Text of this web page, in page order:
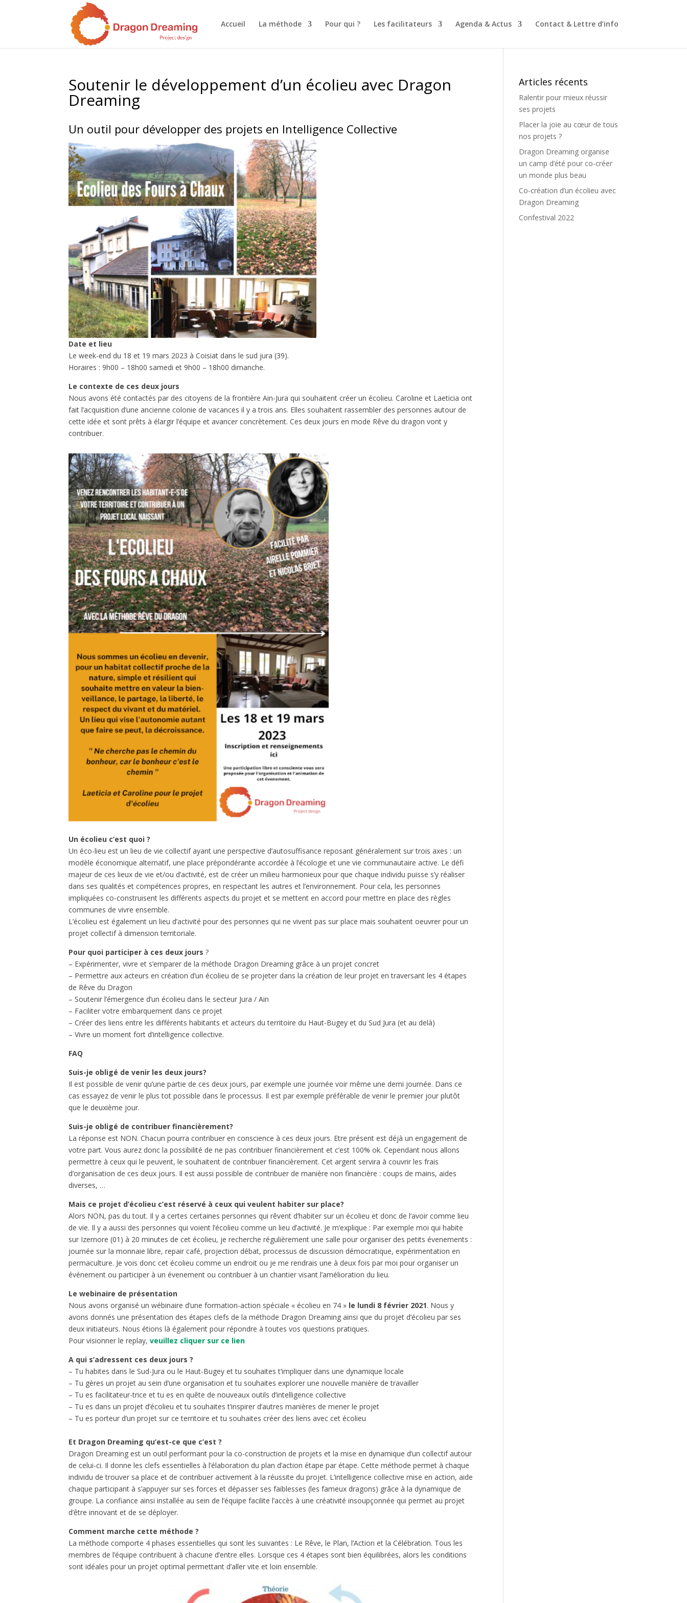
Accueil La méthode Pour qui ? Les facilitateurs Agenda & Actus Contact & Lettre d’info
Soutenir le développement d’un écolieu avec Dragon
Dreaming
Un outil pour développer des projets en Intelligence Collective
Date et lieu
Le week-end du 18 et 19 mars 2023 à Coisiat dans le sud jura (39).
Horaires : 9h00 – 18h00 samedi et 9h00 – 18h00 dimanche.
Le contexte de ces deux jours
Nous avons été contactés par des citoyens de la frontière Ain-Jura qui souhaitent créer un écolieu. Caroline et Laeticia ont
fait l’acquisition d’une ancienne colonie de vacances il y a trois ans. Elles souhaitent rassembler des personnes autour de
cette idée et sont prêts à élargir l’équipe et avancer concrètement. Ces deux jours en mode Rêve du dragon vont y
contribuer.
Un écolieu c’est quoi ?
Un éco-lieu est un lieu de vie collectif ayant une perspective d’autosuffisance reposant généralement sur trois axes : un
modèle économique alternatif, une place prépondérante accordée à l’écologie et une vie communautaire active. Le défi
majeur de ces lieux de vie et/ou d’activité, est de créer un milieu harmonieux pour que chaque individu puisse s’y réaliser
dans ses qualités et compétences propres, en respectant les autres et l’environnement. Pour cela, les personnes
impliquées co-construisent les différents aspects du projet et se mettent en accord pour mettre en place des règles
communes de vivre ensemble.
L’écolieu est également un lieu d’activité pour des personnes qui ne vivent pas sur place mais souhaitent oeuvrer pour un
projet collectif à dimension territoriale.
Pour quoi participer à ces deux jours?
– Expérimenter, vivre et s’emparer de la méthode Dragon Dreaming grâce à un projet concret
– Permettre aux acteurs en création d’un écolieu de se projeter dans la création de leur projet en traversant les 4 étapes
de Rêve du Dragon
– Soutenir l’émergence d’un écolieu dans le secteur Jura / Ain
– Faciliter votre embarquement dans ce projet
– Créer des liens entre les différents habitants et acteurs du territoire du Haut-Bugey et du Sud Jura (et au delà)
– Vivre un moment fort d’intelligence collective.
FAQ
Suis-je obligé de venir les deux jours?
Il est possible de venir qu’une partie de ces deux jours, par exemple une journée voir même une demi journée. Dans ce
cas essayez de venir le plus tot possible dans le processus. Il est par exemple préférable de venir le premier jour plutôt
que le deuxième jour.
Suis-je obligé de contribuer financièrement?
La réponse est NON. Chacun pourra contribuer en conscience à ces deux jours. Etre présent est déjà un engagement de
votre part. Vous aurez donc la possibilité de ne pas contribuer financièrement et c’est 100% ok. Cependant nous allons
permettre à ceux qui le peuvent, le souhaitent de contribuer financièrement. Cet argent servira à couvrir les frais
d’organisation de ces deux jours. Il est aussi possible de contribuer de manière non financière : coups de mains, aides
diverses, …
Mais ce projet d’écolieu c’est réservé à ceux qui veulent habiter sur place?
Alors NON, pas du tout. Il y a certes certaines personnes qui rêvent d’habiter sur un écolieu et donc de l’avoir comme lieu
de vie. Il y a aussi des personnes qui voient l’écolieu comme un lieu d’activité. Je m’explique : Par exemple moi qui habite
sur Izernore (01) à 20 minutes de cet écolieu, je recherche régulièrement une salle pour organiser des petits évenements :
journée sur la monnaie libre, repair café, projection débat, processus de discussion démocratique, expérimentation en
permaculture. Je vois donc cet écolieu comme un endroit ou je me rendrais une à deux fois par moi pour organiser un
événement ou participer à un évenement ou contribuer à un chantier visant l’amélioration du lieu.
Le webinaire de présentation
Nous avons organisé un wébinaire d’une formation-action spéciale « écolieu en 74 » le lundi 8 février 2021. Nous y
avons donnés une présentation des étapes clefs de la méthode Dragon Dreaming ainsi que du projet d’écolieu par ses
deux initiateurs. Nous étions là également pour répondre à toutes vos questions pratiques.
Pour visionner le replay,veuillez cliquer sur ce lien
A qui s’adressent ces deux jours ?
– Tu habites dans le Sud-Jura ou le Haut-Bugey et tu souhaites t’impliquer dans une dynamique locale
– Tu gères un projet au sein d’une organisation et tu souhaites explorer une nouvelle manière de travailler
– Tu es facilitateur-trice et tu es en quête de nouveaux outils d’intelligence collective
– Tu es dans un projet d’écolieu et tu souhaites t’inspirer d’autres manières de mener le projet
– Tu es porteur d’un projet sur ce territoire et tu souhaites créer des liens avec cet écolieu
Et Dragon Dreaming qu’est-ce que c’est ?
Dragon Dreaming est un outil performant pour la co-construction de projets et la mise en dynamique d’un collectif autour
de celui-ci. Il donne les clefs essentielles à l’élaboration du plan d’action étape par étape. Cette méthode permet à chaque
individu de trouver sa place et de contribuer activement à la réussite du projet. L’intelligence collective mise en action, aide
chaque participant à s’appuyer sur ses forces et dépasser ses faiblesses (les fameux dragons) grâce à la dynamique de
groupe. La confiance ainsi installée au sein de l’équipe facilite l’accès à une créativité insoupçonnée qui permet au projet
d’être innovant et de se déployer.
Comment marche cette méthode ?
La méthode comporte 4 phases essentielles qui sont les suivantes : Le Rêve, le Plan, l’Action et la Célébration. Tous les
membres de l’équipe contribuent à chacune d’entre elles. Lorsque ces 4 étapes sont bien équilibrées, alors les conditions
sont idéales pour un projet optimal permettant d’aller vite et loin ensemble.
Articles récents
Ralentir pour mieux réussir
ses projets
Placer la joie au cœur de tous
nos projets ?
Dragon Dreaming organise
un camp d’été pour co-créer
un monde plus beau
Co-création d’un écolieu avec
Dragon Dreaming
Confestival 2022